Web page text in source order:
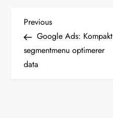
I
n
d
Previous
Post
Previous
Google Ads: Kompakt
segmentmenu optimerer
data